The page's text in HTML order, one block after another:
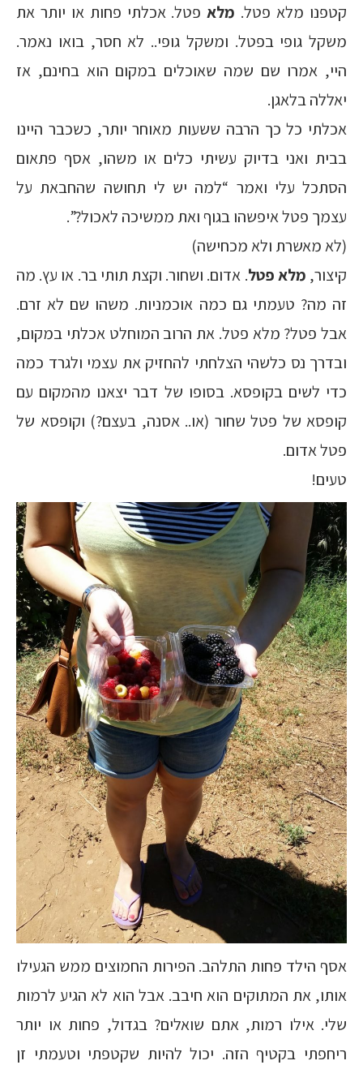
קטפנו מלא פטל. מלאפטל. אכלתי פחות או יותר את
משקל גופי בפטל. ומשקל גופי.. לא חסר, בואו נאמר.
היי, אמרו שם שמה שאוכלים במקום הוא בחינם, אז
יאללה בלאגן.
אכלתי כל כך הרבה ששעות מאוחר יותר, כשכבר היינו
בבית ואני בדיוק עשיתי כלים או משהו, אסף פתאום
הסתכל עלי ואמר “למה יש לי תחושה שהחבאת על
עצמך פטל איפשהו בגוף ואת ממשיכה לאכול?”.
(לא מאשרת ולא מכחישה)
קיצור, מלא פטל. אדום. ושחור. וקצת תותי בר. או עץ. מה
זה מה? טעמתי גם כמה אוכמניות. משהו שם לא זרם.
אבל פטל? מלא פטל. את הרוב המוחלט אכלתי במקום,
ובדרך נס כלשהי הצלחתי להחזיק את עצמי ולגרד כמה
כדי לשים בקופסא. בסופו של דבר יצאנו מהמקום עם
קופסא של פטל שחור (או.. אסנה, בעצם?) וקופסא של
פטל אדום.
טעים!
אסף הילד פחות התלהב. הפירות החמוצים ממש הגעילו
אותו, את המתוקים הוא חיבב. אבל הוא לא הגיע לרמות
שלי. אילו רמות, אתם שואלים? בגדול, פחות או יותר
ריחפתי בקטיף הזה. יכול להיות שקטפתי וטעמתי זן